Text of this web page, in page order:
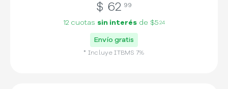
$ 62 99
12 cuotas sin interés de $5 24
Envío gratis
* IncluyeITBMS 7%